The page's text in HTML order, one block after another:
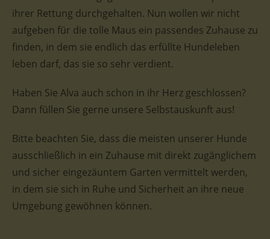
ihrer Rettung durchgehalten. Nun wollen wir nicht
aufgeben für die tolle Maus ein passendes Zuhause zu
finden, in dem sie endlich das erfüllte Hundeleben
leben darf, das sie so sehr verdient.
Haben Sie Alva auch schon in ihr Herz geschlossen?
Dann füllen Sie gerne unsere Selbstauskunft aus!
Bitte beachten Sie, dass die meisten unserer Hunde
ausschließlich in ein Zuhause mit direkt zugänglichem
und sicher eingezäuntem Garten vermittelt werden,
in dem sie sich in Ruhe und Sicherheit an ihre neue
Umgebung gewöhnen können.